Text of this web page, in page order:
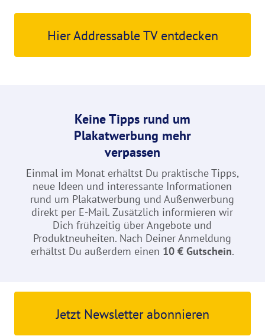
Hier Addressable TV entdecken
Keine Tipps rund um
Plakatwerbung mehr
verpassen
Einmal im Monat erhältst Du praktische Tipps,
neue Ideen und interessante Informationen
rund um Plakatwerbung und Außenwerbung
direkt per E-Mail. Zusätzlich informieren wir
Dich frühzeitig über Angebote und
Produktneuheiten. Nach Deiner Anmeldung
erhältst Du außerdem einen 10 € Gutschein.
Jetzt Newsletter abonnieren